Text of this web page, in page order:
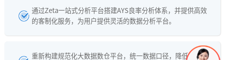
通过Zeta一站式分析平台搭建AYS良率分析体系，并提供高效
的客制化服务，为用户提供灵活的数据分析平台。
重新构建规范化大数据数仓平台，统一数据口径，降低数据冗